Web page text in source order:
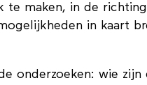
stellen, onderzoek te
maken, in de
in kaart